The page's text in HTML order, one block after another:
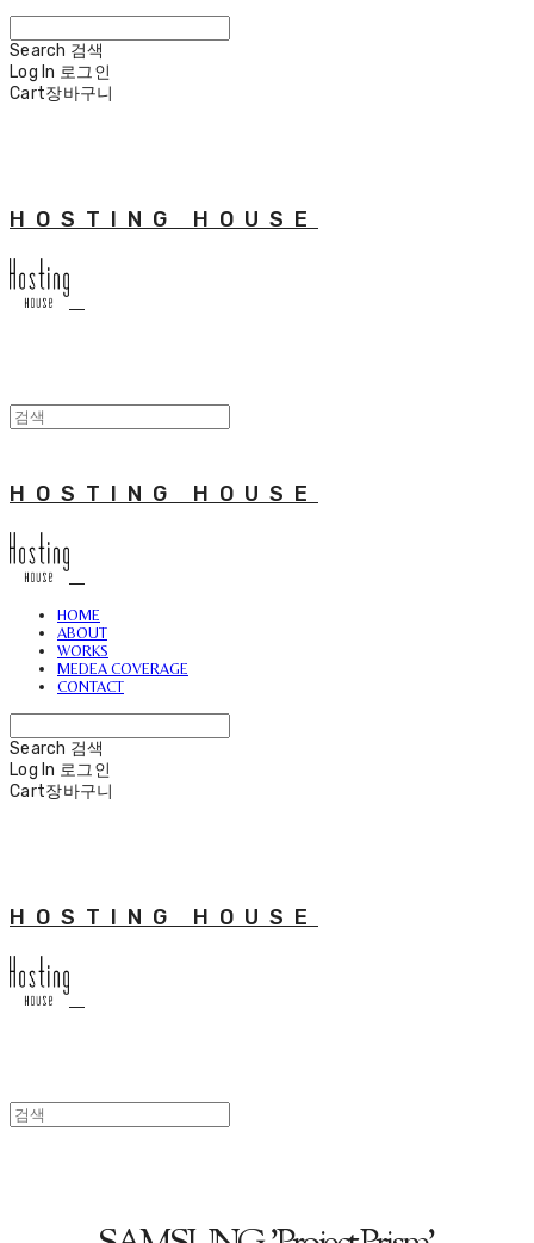
Search 검색
Log In 로그인
Cart장바구니
HOSTING HOUSE
HOSTING HOUSE
HOME
ABOUT
WORKS
MEDEA COVERAGE
CONTACT
Search 검색
Log In 로그인
Cart장바구니
HOSTING HOUSE